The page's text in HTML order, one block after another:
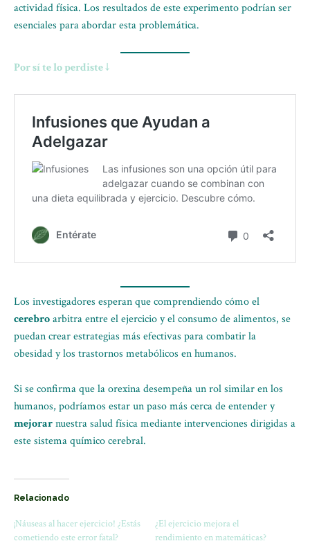
actividad física. Los resultados de este experimento podrían ser
esenciales para abordar esta problemática.
Por sí te lo perdiste ↓
Los investigadores esperan que comprendiendo cómo el
cerebroarbitra entre el ejercicio y el consumo de alimentos, se
puedan crear estrategias más efectivas para combatir la
obesidad y los trastornos metabólicos en humanos.
Si se confirma que la orexina desempeña un rol similar en los
humanos, podríamos estar un paso más cerca de entender y
mejorarnuestra salud física mediante intervenciones dirigidas a
este sistema químico cerebral.
Relacionado
¡Náuseas al hacer ejercicio! ¿Estás
cometiendo este error fatal?
¿El ejercicio mejora el
rendimiento en matemáticas?